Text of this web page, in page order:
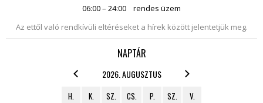
06:00 – 24:00
rendes üzem
Az ettől való rendkívüli eltéréseket a hírek között jelentetjük meg.
NAPTÁR
2026. AUGUSZTUS
H. K. SZ. CS. P. SZ.
V.